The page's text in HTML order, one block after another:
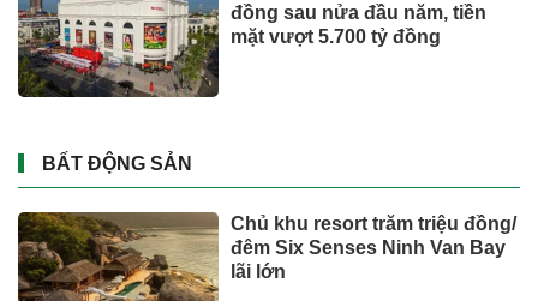
đồng sau nửa đầu năm, tiền
mặt vượt 5.700 tỷ đồng
BẤT ĐỘNG SẢN
Chủ khu resort trăm triệu đồng/
đêm Six Senses Ninh Van Bay
lãi lớn